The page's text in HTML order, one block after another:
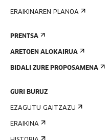
ERAIKINAREN PLANOA
PRENTSA
ARETOEN ALOKAIRUA
BIDALI ZURE PROPOSAMENA
GURI BURUZ
EZAGUTU GAITZAZU
ERAIKINA